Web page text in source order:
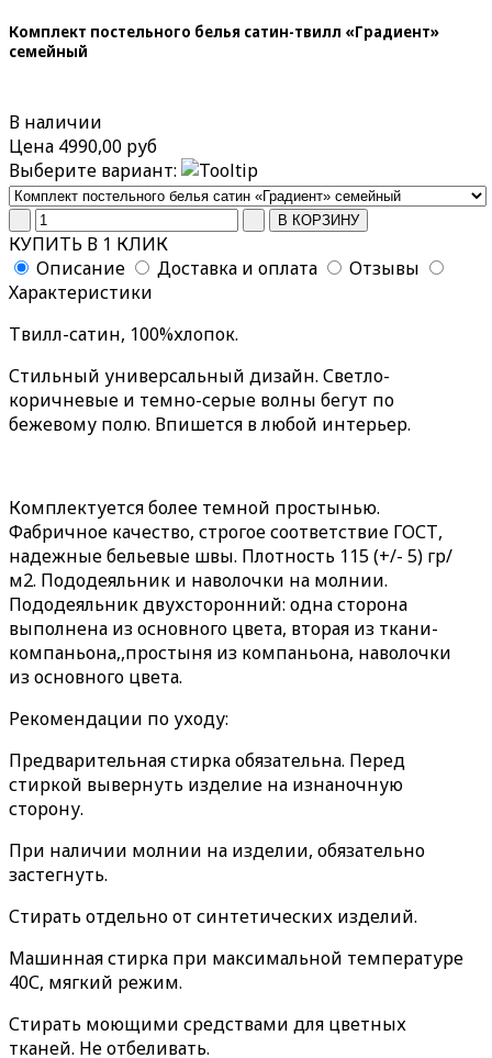
Комплект постельного белья сатин-твилл «Градиент»
семейный
В наличии
Цена 4990,00 руб
Выберите вариант:
КУПИТЬ В 1 КЛИК
Описание
Доставка и оплата
Отзывы
Характеристики
Твилл-сатин, 100%хлопок.
Стильный универсальный дизайн. Светло-
коричневые и темно-серые волны бегут по
бежевому полю. Впишется в любой интерьер.
Комплектуется более темной простынью.
Фабричное качество, строгое соответствие ГОСТ,
надежные бельевые швы. Плотность 115 (+/- 5) гр/
м2. Пододеяльник и наволочки на молнии.
Пододеяльник двухсторонний: одна сторона
выполнена из основного цвета, вторая из ткани-
компаньона,,простыня из компаньона, наволочки
из основного цвета.
Рекомендации по уходу:
Предварительная стирка обязательна. Перед
стиркой вывернуть изделие на изнаночную
сторону.
При наличии молнии на изделии, обязательно
застегнуть.
Стирать отдельно от синтетических изделий.
Машинная стирка при максимальной температуре
40С, мягкий режим.
Стирать моющими средствами для цветных
тканей. Не отбеливать.